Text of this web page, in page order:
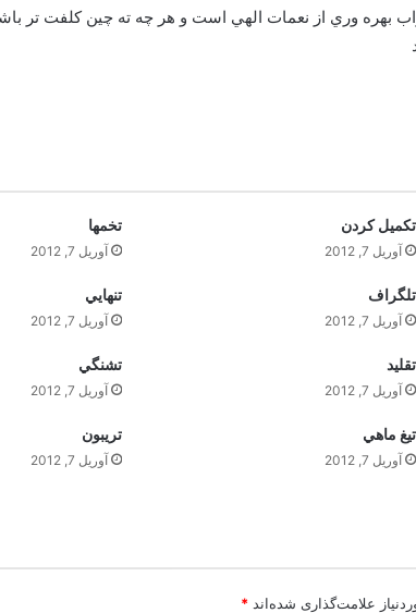
بهره وري از نعمات الهي است و هر چه ته چين کلفت تر
تکميل کردن
آوریل 7, 2012
تخمها
آوریل 7, 2012
تلگراف
آوریل 7, 2012
تنهايي
آوریل 7, 2012
تقليد
آوریل 7, 2012
تشنگي
آوریل 7, 2012
تيغ ماهي
آوریل 7, 2012
تريبون
آوریل 7, 2012
علامت‌گذاری شده‌اند *